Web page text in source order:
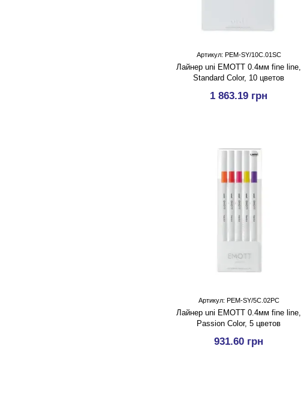
Артикул: PEM-SY/10C.01SC
Лайнер uni EMOTT 0.4мм fine line,
Standard Color, 10 цветов
1 863.19 грн
Артикул: PEM-SY/5C.02PC
Лайнер uni EMOTT 0.4мм fine line,
Passion Color, 5 цветов
931.60 грн